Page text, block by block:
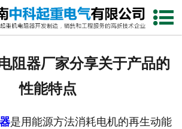
网站首页
阻器厂家分享关于产品的
性能特点
是用能源方法消耗电机的再生动能